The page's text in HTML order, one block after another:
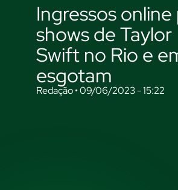
Ingressos online
shows de Taylor
Swift no Rio e
esgotam
Redação • 09/06/2023 - 15:22